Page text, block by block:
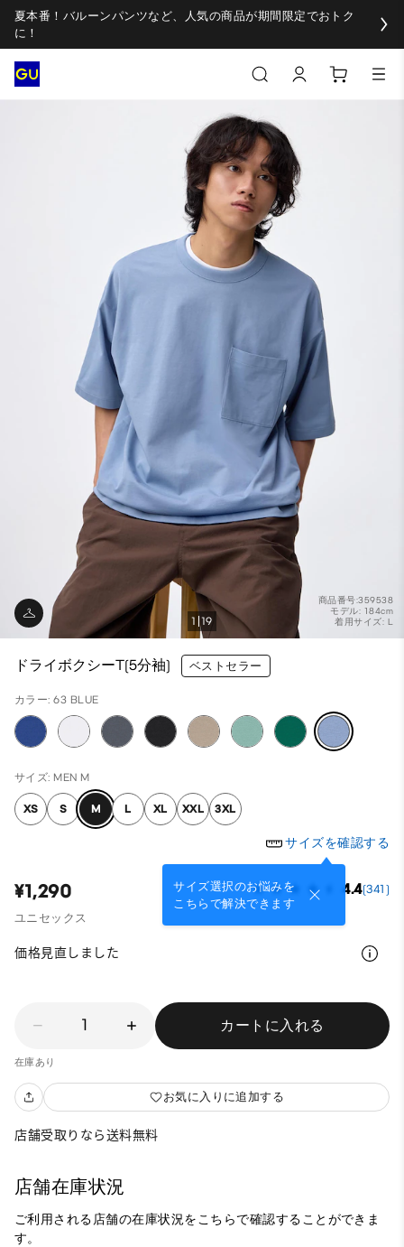
夏本番！バルーンパンツなど、人気の商品が期間限定でおトク
に！
商品番号:359538
モデル: 184cm
着用サイズ: L
1 19
ドライボクシーT(5分袖) ベストセラー
カラー: 63 BLUE
サイズ: MEN M
XS S M L XL XXL 3XL
サイズを確認する
サイズ選択のお悩みを
こちらで解決できます
¥1,290 4.4(341)
ユニセックス
価格見直しました
1 カートに入れる
在庫あり
お気に入りに追加する
店舗受取りなら送料無料
店舗在庫状況
ご利用される店舗の在庫状況をこちらで確認することができま
す。